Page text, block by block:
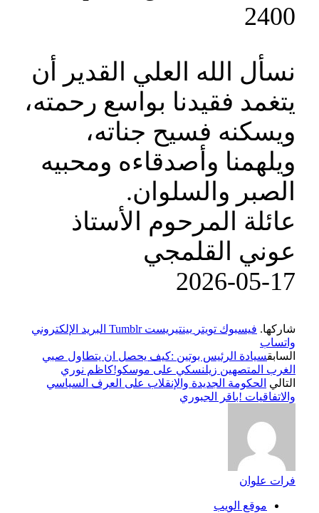
2400
نسأل الله العلي القدير أن
يتغمد فقيدنا بواسع رحمته،
ويسكنه فسيح جناته،
ويلهمنا وأصدقاءه ومحبيه
الصبر والسلوان.
عائلة المرحوم الأستاذ
عوني القلمجي
‎2026-‎05-‎17
شاركها. فيسبوك تويتر بينتيريست Tumblr البريد الإلكتروني
واتساب
السابقسيادة الرئيس بوتين :كيف يحصل ان يتطاول صبي
الغرب المتصهين زيلنسكي على موسكو!كاظم نوري
التالي الحكومة الجديدة والإنقلاب على العرف السياسي
والاتفاقيات !باقر الجبوري
فرات علوان
موقع الويب